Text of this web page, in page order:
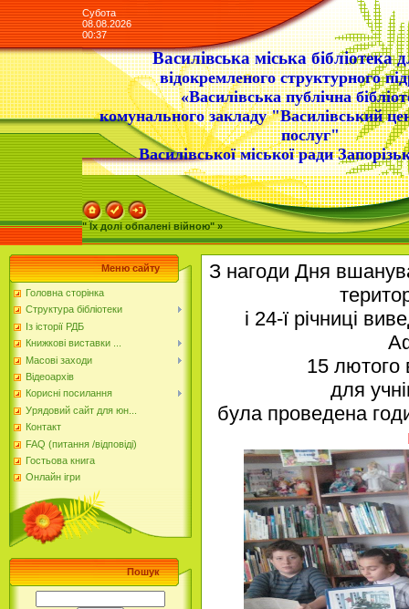
Субота
08.08.2026
00:37
Василівська міська бібліотека
відокремленого структурного
«Василівська публічна
комунального закладу "Василівський
послуг"
Василівської міської ради
" Їх долі обпалені війною" »
Меню сайту
Головна сторінка
Структура бібліотеки
Із історії РДБ
Книжкові виставки ...
Масові заходи
Відеоархів
Корисні посилання
Урядовий сайт для юн...
Контакт
FAQ (питання /відповіді)
Гостьова книга
Онлайн ігри
Пошук
З нагоди Дня
і 24-ї річниці
15 лютого
для
була проведена